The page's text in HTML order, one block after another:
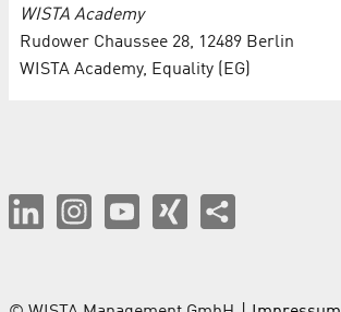
WISTA Academy
Rudower Chaussee 28, 12489 Berlin
WISTA Academy, Equality (EG)